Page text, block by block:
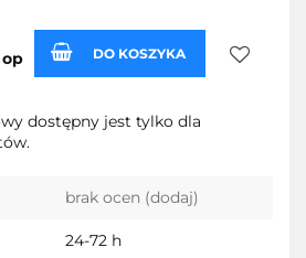
op DO KOSZYKA
dostępny jest tylko dla
brak ocen (dodaj)
24-72 h